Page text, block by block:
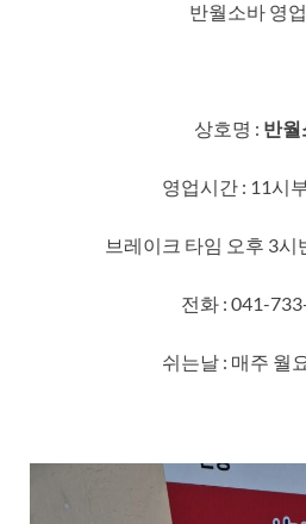
반월소바 영
상호명 : 반
영업시간 : 11시
브레이크 타임 오후 3시
전화 : 041-
쉬는날 : 매주 월